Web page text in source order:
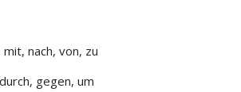
nach, von, zu
gegen, um